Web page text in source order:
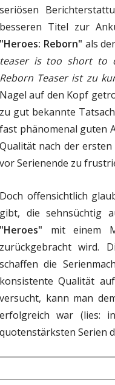
seriösen
besseren Titel zur
"Heroes: Reborn" als
teaser is too short to
Reborn Teaser ist zu
Nagel auf den Kopf
zu gut bekannte
fast phänomenal guten
Qualität nach der
vor Serienende zu
Doch offensichtlich
gibt, die sehnsüchtig
"Heroes" mit einem
zurückgebracht wird.
schaffen die
konsistente Qualität
versucht, kann man
erfolgreich war (lies:
quotenstärksten Serien